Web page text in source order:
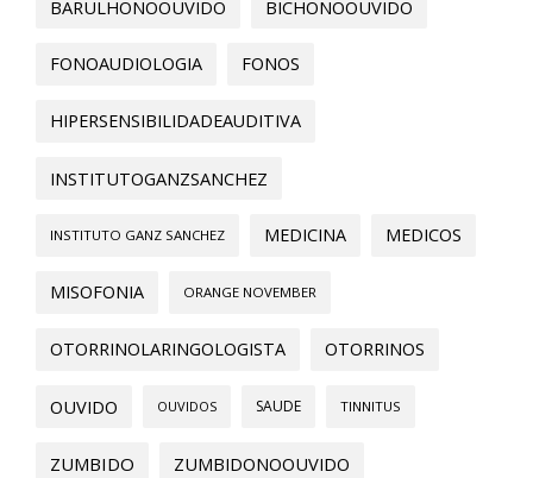
BARULHONOOUVIDO BICHONOOUVIDO
FONOAUDIOLOGIA FONOS
HIPERSENSIBILIDADEAUDITIVA
INSTITUTOGANZSANCHEZ
INSTITUTO GANZ SANCHEZ MEDICINA MEDICOS
MISOFONIA ORANGE NOVEMBER
OTORRINOLARINGOLOGISTA OTORRINOS
OUVIDO OUVIDOS SAUDE TINNITUS
ZUMBIDO ZUMBIDONOOUVIDO